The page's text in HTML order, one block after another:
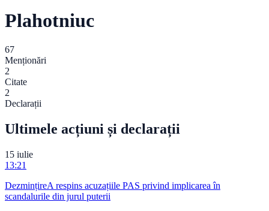
Plahotniuc
67
Menționări
2
Citate
2
Declarații
Ultimele acțiuni și declarații
15 iulie
13:21
DezmințireA respins acuzațiile PAS privind implicarea în
scandalurile din jurul puterii